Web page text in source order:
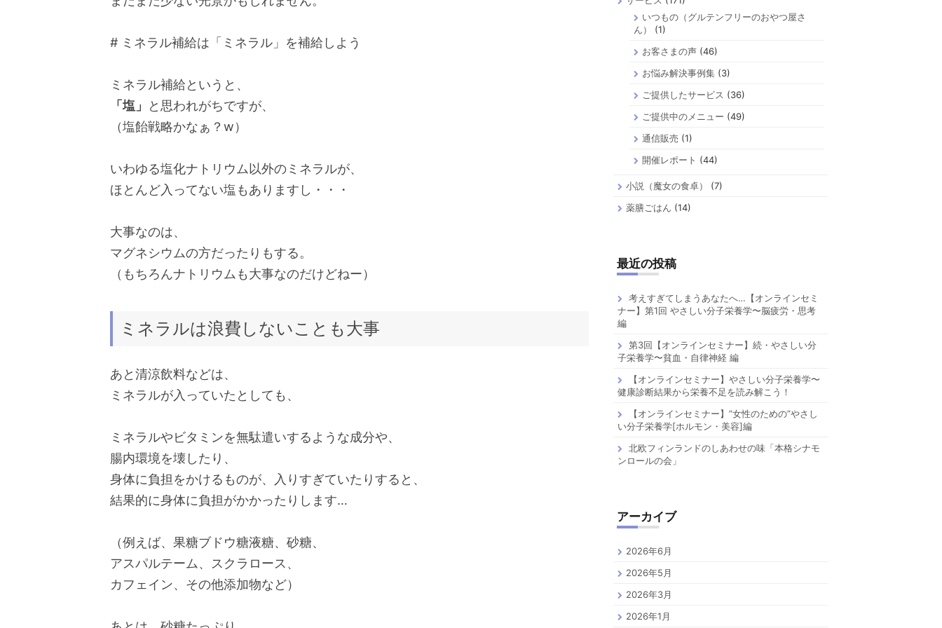
⁡# ミネラル補給は「ミネラル」を補給しよう
ミネラル補給というと、
「塩」
と思われがちですが、
（塩飴戦略かなぁ？w）
いわゆる塩化ナトリウム以外のミネラルが、
ほとんど入ってない塩もありますし・・・
大事なのは、
マグネシウムの方だったりもする。
（もちろんナトリウムも大事なのだけどねー）
ミネラルは浪費しないことも大事
あと清涼飲料などは、
ミネラルが入っていたとしても、
ミネラルやビタミンを無駄遣いするような成分や、
腸内環境を壊したり、
身体に負担をかけるものが、入りすぎていたりすると、
結果的に身体に負担がかかったりします…
（例えば、果糖ブドウ糖液糖、砂糖、
アスパルテーム、スクラロース、
カフェイン、その他添加物など）
いつもの（グルテンフリーのおやつ屋さ
ん）
(1)
お客さまの声(46)
お悩み解決事例集 (3)
ご提供したサービス (36)
ご提供中のメニュー (49)
通信販売 (1)
開催レポート (44)
小説（魔女の食卓）
(7)
薬膳ごはん (14)
最近の投稿
考えすぎてしまうあなたへ…【オンラインセミ
ナー】第1回 やさしい分子栄養学〜脳疲労・思考
編
第3回【オンラインセミナー】続・やさしい分
子栄養学〜貧血・自律神経 編
【オンラインセミナー】やさしい分子栄養学〜
健康診断結果から栄養不足を読み解こう！
【オンラインセミナー】”女性のための”やさし
い分子栄養学[ホルモン・美容]編
北欧フィンランドのしあわせの味「本格シナモ
ンロールの会」
アーカイブ
2026年6月
2026年5月
2026年3月
2026年1月